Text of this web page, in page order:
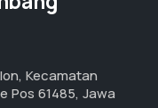
Kecamatan
Pos 61485, Jawa